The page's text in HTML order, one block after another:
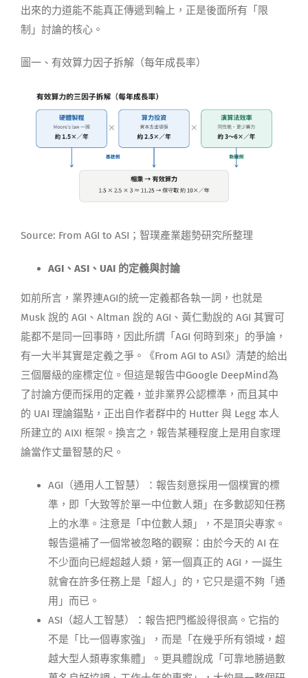
出來的力道能不能真正傳遞到輪上，正是後面所有「限
制」討論的核心。
圖一、有效算力因子拆解（每年成長率）
Source: From AGI to ASI；智璞產業趨勢研究所整理
AGI、ASI、UAI 的定義與討論
如前所言，業界連AGI的統一定義都各執一詞，也就是
Musk 說的 AGI、Altman 說的 AGI、黃仁勳說的 AGI 其實可
能都不是同一回事時，因此所謂「AGI 何時到來」的爭論，
有一大半其實是定義之爭。《From AGI to ASI》清楚的給出
三個層級的座標定位。但這是報告中Google DeepMind為
了討論方便而採用的定義，並非業界公認標準，而且其中
的 UAI 理論錨點，正出自作者群中的 Hutter 與 Legg 本人
所建立的 AIXI 框架。換言之，報告某種程度上是用自家理
論當作丈量智慧的尺。
AGI（通用人工智慧）：報告刻意採用一個樸實的標
準，即「大致等於單一中位數人類」在多數認知任務
上的水準。注意是「中位數人類」，不是頂尖專家。
報告還補了一個常被忽略的觀察：由於今天的 AI 在
不少面向已經超越人類，第一個真正的 AGI，一誕生
就會在許多任務上是「超人」的，它只是還不夠「通
用」而已。
ASI（超人工智慧）：報告把門檻設得很高。它指的
不是「比一個專家強」，而是「在幾乎所有領域，超
越大型人類專家集體」。更具體說成「可靠地勝過數